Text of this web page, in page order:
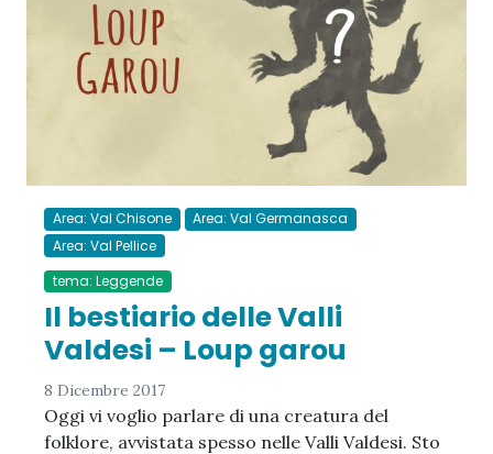
Area: Val Chisone
Area: Val Germanasca
Area: Val Pellice
tema: Leggende
Il bestiario delle Valli
Valdesi – Loup garou
8 Dicembre 2017
Oggi vi voglio parlare di una creatura del
folklore, avvistata spesso nelle Valli Valdesi. Sto